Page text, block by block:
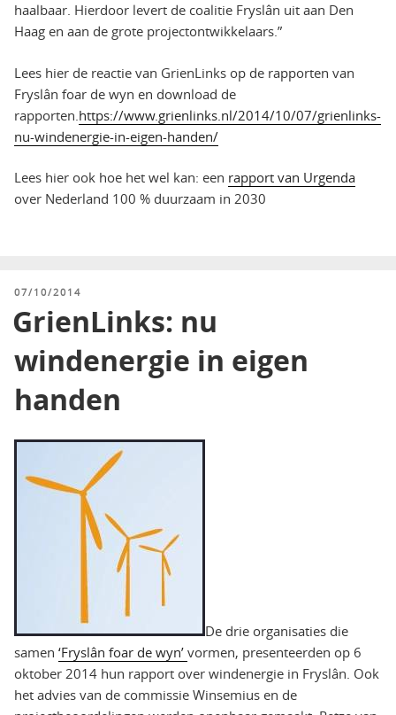
haalbaar. Hierdoor levert de coalitie Fryslân uit aan Den
Haag en aan de grote projectontwikkelaars.”
Lees hier de reactie van GrienLinks op de rapporten van
Fryslân foar de wyn en download de
rapporten. https://www.grienlinks.nl/2014/10/07/grienlinks-
nu-windenergie-in-eigen-handen/
Lees hier ook hoe het wel kan: een rapport van Urgenda
over Nederland 100 % duurzaam in 2030
GEPLAATST
07/10/2014
GrienLinks: nu
windenergie in eigen
handen
De drie organisaties die
samen ‘Fryslân foar de wyn’ vormen, presenteerden op 6
oktober 2014 hun rapport over windenergie in Fryslân. Ook
het advies van de commissie Winsemius en de